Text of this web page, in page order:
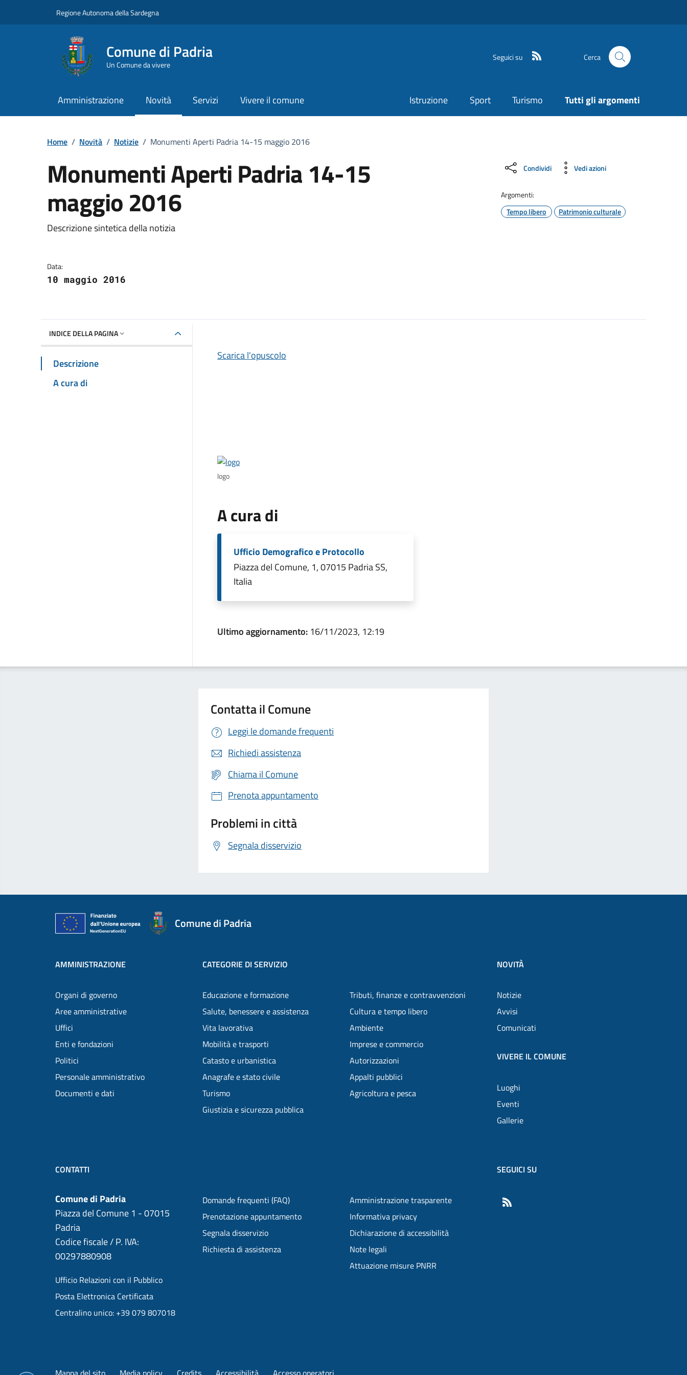
Regione Autonoma della Sardegna
Comune di Padria
Un Comune da vivere
Seguici su Cerca
Amministrazione Novità Servizi Vivere il comune Istruzione Sport Turismo Tutti gli argomenti
Home / Novità / Notizie / Monumenti Aperti Padria 14-15 maggio 2016
Monumenti Aperti Padria 14-15
maggio 2016
Dettagli della notizia
Descrizione sintetica della notizia
Data:
10 maggio 2016
Condividi Vedi azioni
Argomenti:
Tempo libero
Patrimonio culturale
INDICE DELLA PAGINA
Descrizione
A cura di
Scarica l'opuscolo
logo
A cura di
Ufficio Demografico e Protocollo
Piazza del Comune, 1, 07015 Padria SS,
Italia
Ultimo aggiornamento: 16/11/2023, 12:19
Contatta il Comune
Leggi le domande frequenti
Richiedi assistenza
Chiama il Comune
Prenota appuntamento
Problemi in città
Segnala disservizio
Comune di Padria
AMMINISTRAZIONE
Organi di governo
Aree amministrative
Uffici
Enti e fondazioni
Politici
Personale amministrativo
Documenti e dati
CATEGORIE DI SERVIZIO
Educazione e formazione
Salute, benessere e assistenza
Vita lavorativa
Mobilità e trasporti
Catasto e urbanistica
Anagrafe e stato civile
Turismo
Giustizia e sicurezza pubblica
Tributi, finanze e contravvenzioni
Cultura e tempo libero
Ambiente
Imprese e commercio
Autorizzazioni
Appalti pubblici
Agricoltura e pesca
NOVITÀ
Notizie
Avvisi
Comunicati
VIVERE IL COMUNE
Luoghi
Eventi
Gallerie
CONTATTI
Comune di Padria
Piazza del Comune 1 - 07015
Padria
Codice fiscale / P. IVA:
00297880908
Ufficio Relazioni con il Pubblico
Posta Elettronica Certificata
Centralino unico: +39 079 807018
Domande frequenti (FAQ)
Prenotazione appuntamento
Segnala disservizio
Richiesta di assistenza
Amministrazione trasparente
Informativa privacy
Dichiarazione di accessibilità
Note legali
Attuazione misure PNRR
SEGUICI SU